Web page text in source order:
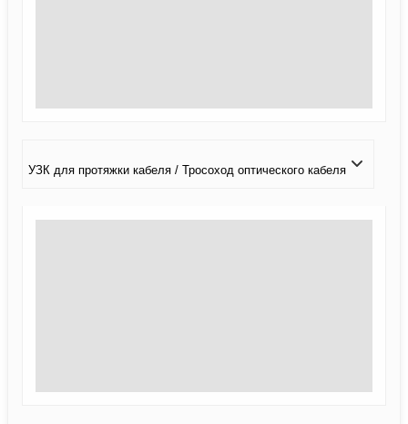
УЗК для протяжки кабеля / Тросоход оптического кабеля